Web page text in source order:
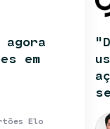
agora
em
Elo